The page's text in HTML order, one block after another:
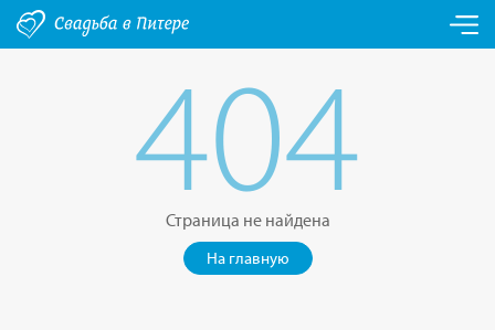
404
Страница не найдена
На главную